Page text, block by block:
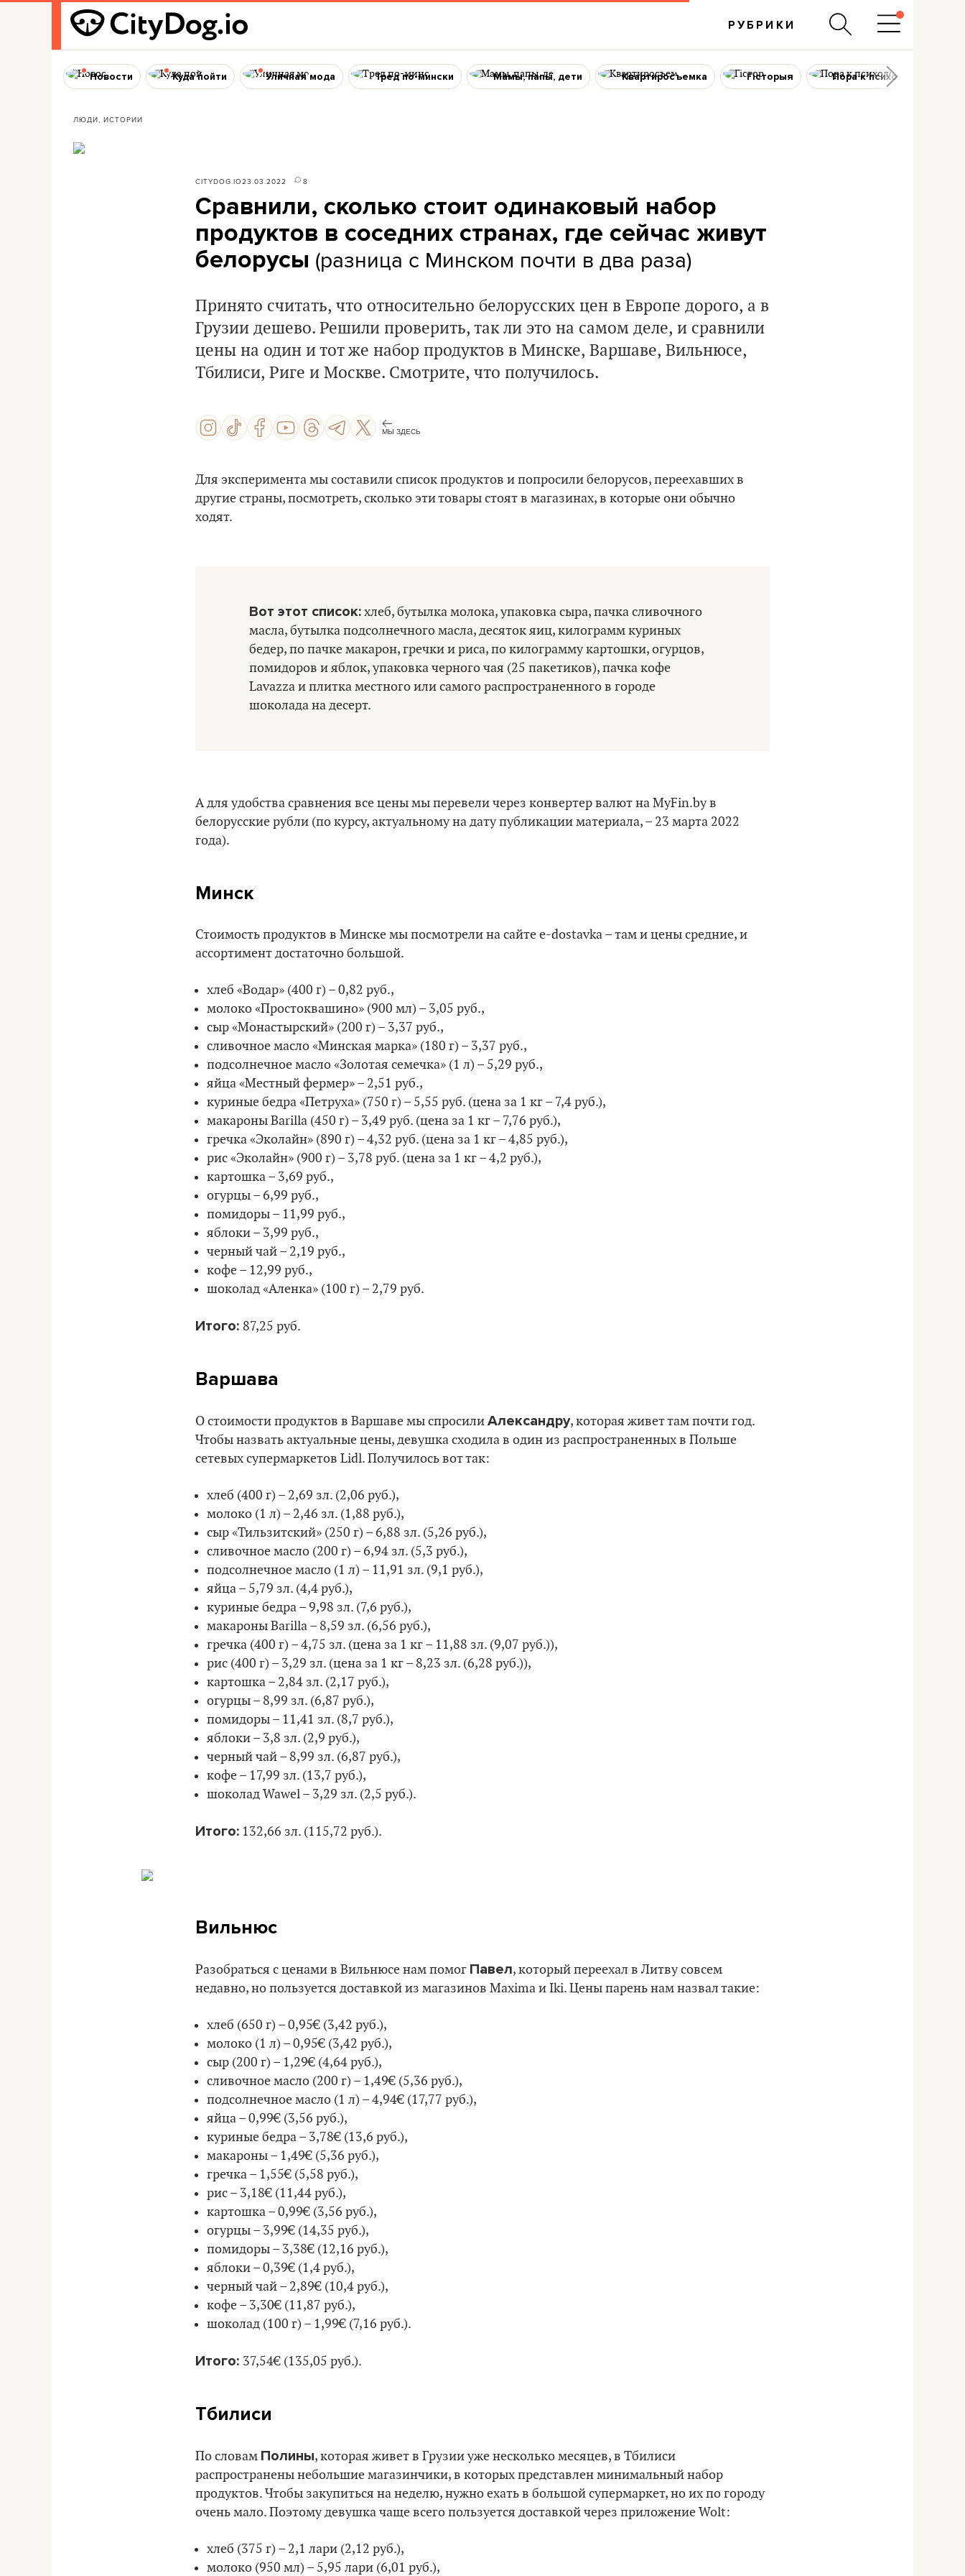
РУБРИКИ
Новости Куда пойти Уличная мода Тред по-мински Мамы, папы, дети Квартиросъемка Гісторыя Пора к психологу
ЛЮДИ, ИСТОРИИ
CITYDOG.IO23.03.2022 8
Сравнили, сколько стоит одинаковый набор
продуктов в соседних странах, где сейчас живут
белорусы (разница с Минском почти в два раза)
Принято считать, что относительно белорусских цен в Европе дорого, а в
Грузии дешево. Решили проверить, так ли это на самом деле, и сравнили
цены на один и тот же набор продуктов в Минске, Варшаве, Вильнюсе,
Тбилиси, Риге и Москве. Смотрите, что получилось.
МЫ ЗДЕСЬ
Для эксперимента мы составили список продуктов и попросили белорусов, переехавших в
другие страны, посмотреть, сколько эти товары стоят в магазинах, в которые они обычно
ходят.
Вот этот список:хлеб, бутылка молока, упаковка сыра, пачка сливочного
масла, бутылка подсолнечного масла, десяток яиц, килограмм куриных
бедер, по пачке макарон, гречки и риса, по килограмму картошки, огурцов,
помидоров и яблок, упаковка черного чая (25 пакетиков), пачка кофе
Lavazza и плитка местного или самого распространенного в городе
шоколада на десерт.
А для удобства сравнения все цены мы перевели через конвертер валют на MyFin.by в
белорусские рубли (по курсу, актуальному на дату публикации материала, – 23 марта 2022
года).
Минск
Стоимость продуктов в Минске мы посмотрели на сайте e-dostavka – там и цены средние, и
ассортимент достаточно большой.
хлеб «Водар» (400 г) – 0,82 руб.,
молоко «Простоквашино» (900 мл) – 3,05 руб.,
сыр «Монастырский» (200 г) – 3,37 руб.,
сливочное масло «Минская марка» (180 г) – 3,37 руб.,
подсолнечное масло «Золотая семечка» (1 л) – 5,29 руб.,
яйца «Местный фермер» – 2,51 руб.,
куриные бедра «Петруха» (750 г) – 5,55 руб. (цена за 1 кг – 7,4 руб.),
макароны Barilla (450 г) – 3,49 руб. (цена за 1 кг – 7,76 руб.),
гречка «Эколайн» (890 г) – 4,32 руб. (цена за 1 кг – 4,85 руб.),
рис «Эколайн» (900 г) – 3,78 руб. (цена за 1 кг – 4,2 руб.),
картошка – 3,69 руб.,
огурцы – 6,99 руб.,
помидоры – 11,99 руб.,
яблоки – 3,99 руб.,
черный чай – 2,19 руб.,
кофе – 12,99 руб.,
шоколад «Аленка» (100 г) – 2,79 руб.
Итого: 87,25 руб.
Варшава
О стоимости продуктов в Варшаве мы спросилиАлександру, которая живет там почти год.
Чтобы назвать актуальные цены, девушка сходила в один из распространенных в Польше
сетевых супермаркетов Lidl. Получилось вот так:
хлеб (400 г) – 2,69 зл. (2,06 руб.),
молоко (1 л) – 2,46 зл. (1,88 руб.),
сыр «Тильзитский» (250 г) – 6,88 зл. (5,26 руб.),
сливочное масло (200 г) – 6,94 зл. (5,3 руб.),
подсолнечное масло (1 л) – 11,91 зл. (9,1 руб.),
яйца – 5,79 зл. (4,4 руб.),
куриные бедра – 9,98 зл. (7,6 руб.),
макароны Barilla – 8,59 зл. (6,56 руб.),
гречка (400 г) – 4,75 зл. (цена за 1 кг – 11,88 зл. (9,07 руб.)),
рис (400 г) – 3,29 зл. (цена за 1 кг – 8,23 зл. (6,28 руб.)),
картошка – 2,84 зл. (2,17 руб.),
огурцы – 8,99 зл. (6,87 руб.),
помидоры – 11,41 зл. (8,7 руб.),
яблоки – 3,8 зл. (2,9 руб.),
черный чай – 8,99 зл. (6,87 руб.),
кофе – 17,99 зл. (13,7 руб.),
шоколад Wawel – 3,29 зл. (2,5 руб.).
Итого: 132,66 зл. (115,72 руб.).
Вильнюс
Разобраться с ценами в Вильнюсе нам помог Павел, который переехал в Литву совсем
недавно, но пользуется доставкой из магазинов Maxima и Iki. Цены парень нам назвал такие:
хлеб (650 г) – 0,95€ (3,42 руб.),
молоко (1 л) – 0,95€ (3,42 руб.),
сыр (200 г) – 1,29€ (4,64 руб.),
сливочное масло (200 г) – 1,49€ (5,36 руб.),
подсолнечное масло (1 л) – 4,94€ (17,77 руб.),
яйца – 0,99€ (3,56 руб.),
куриные бедра – 3,78€ (13,6 руб.),
макароны – 1,49€ (5,36 руб.),
гречка – 1,55€ (5,58 руб.),
рис – 3,18€ (11,44 руб.),
картошка – 0,99€ (3,56 руб.),
огурцы – 3,99€ (14,35 руб.),
помидоры – 3,38€ (12,16 руб.),
яблоки – 0,39€ (1,4 руб.),
черный чай – 2,89€ (10,4 руб.),
кофе – 3,30€ (11,87 руб.),
шоколад (100 г) – 1,99€ (7,16 руб.).
Итого: 37,54€ (135,05 руб.).
Тбилиси
По словам Полины, которая живет в Грузии уже несколько месяцев, в Тбилиси
распространены небольшие магазинчики, в которых представлен минимальный набор
продуктов. Чтобы закупиться на неделю, нужно ехать в большой супермаркет, но их по городу
очень мало. Поэтому девушка чаще всего пользуется доставкой через приложение Wolt:
хлеб (375 г) – 2,1 лари (2,12 руб.),
молоко (950 мл) – 5,95 лари (6,01 руб.),